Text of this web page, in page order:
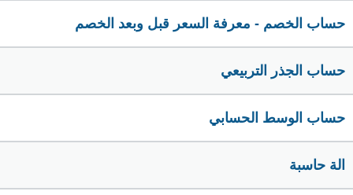
حساب الخصم - معرفة السعر قبل وبعد الخصم
حساب الجذر التربيعي
حساب الوسط الحسابي
الة حاسبة